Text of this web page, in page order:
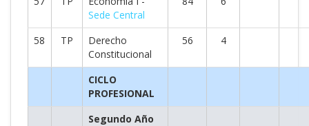
Sede Central
58 TP
Derecho
Constitucional
56 4
CICLO
PROFESIONAL
Segundo Año